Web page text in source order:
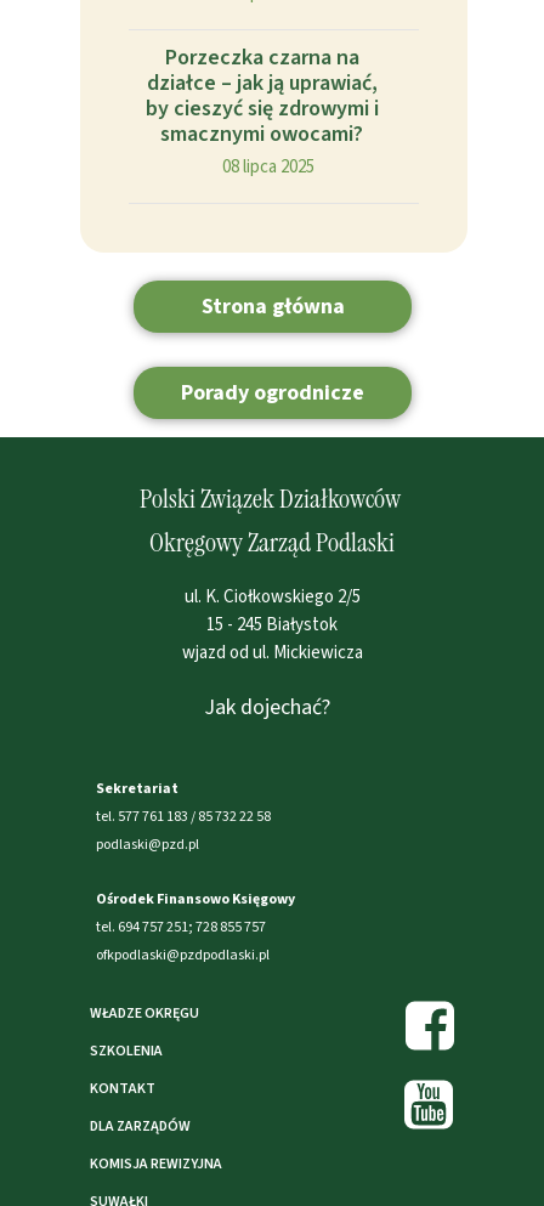
Porady ogrodnicze
Porzeczka czarna na
działce – jak ją uprawiać,
by cieszyć się zdrowymi i
smacznymi owocami?
08 lipca 2025
Strona główna
Jak dojechać?
Polski Związek Działkowców
Okręgowy Zarząd Podlaski
ul. K. Ciołkowskiego 2/5
15 - 245 Białystok
wjazd od ul. Mickiewicza
Sekretariat
tel. 577 761 183 / 85 732 22 58
podlaski@pzd.pl
Ośrodek Finansowo Księgowy
tel. 694 757 251; 728 855 757
ofkpodlaski@pzdpodlaski.pl
WŁADZE OKRĘGU
SZKOLENIA
KONTAKT
DLA ZARZĄDÓW
KOMISJA REWIZYJNA
SUWAŁKI